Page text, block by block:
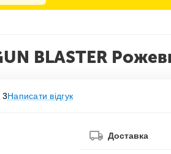
BLASTER
3Написати відгук
Доставка